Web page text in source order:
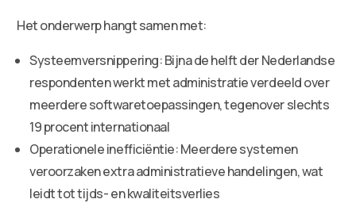
Het onderwerp hangt samen met:
Systeemversnippering: Bijna de helft der Nederlandse
respondenten werkt met administratie verdeeld over
meerdere softwaretoepassingen, tegenover slechts
19 procent internationaal
Operationele inefficiëntie: Meerdere systemen
veroorzaken extra administratieve handelingen, wat
leidt tot tijds- en kwaliteitsverlies